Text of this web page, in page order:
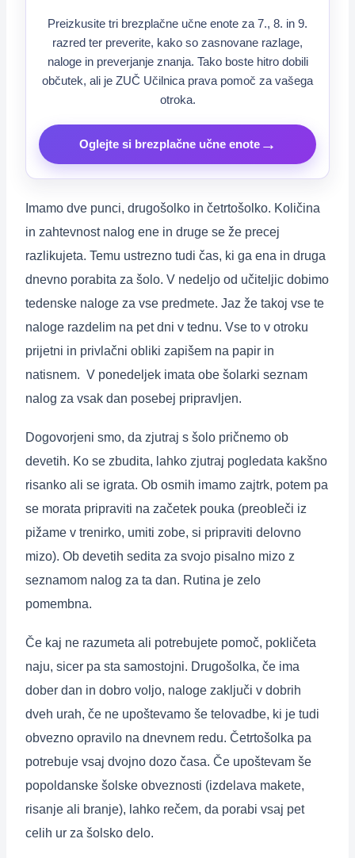
Preizkusite tri brezplačne učne enote za 7., 8. in 9.
razred ter preverite, kako so zasnovane razlage,
naloge in preverjanje znanja. Tako boste hitro dobili
občutek, ali je ZUČ Učilnica prava pomoč za vašega
otroka.
Oglejte si brezplačne učne enote→
Imamo dve punci, drugošolko in četrtošolko. Količina
in zahtevnost nalog ene in druge se že precej
razlikujeta. Temu ustrezno tudi čas, ki ga ena in druga
dnevno porabita za šolo. V nedeljo od učiteljic dobimo
tedenske naloge za vse predmete. Jaz že takoj vse te
naloge razdelim na pet dni v tednu. Vse to v otroku
prijetni in privlačni obliki zapišem na papir in
natisnem. V ponedeljek imata obe šolarki seznam
nalog za vsak dan posebej pripravljen.
Dogovorjeni smo, da zjutraj s šolo pričnemo ob
devetih. Ko se zbudita, lahko zjutraj pogledata kakšno
risanko ali se igrata. Ob osmih imamo zajtrk, potem pa
se morata pripraviti na začetek pouka (preobleči iz
pižame v trenirko, umiti zobe, si pripraviti delovno
mizo). Ob devetih sedita za svojo pisalno mizo z
seznamom nalog za ta dan. Rutina je zelo
pomembna.
Če kaj ne razumeta ali potrebujete pomoč, pokličeta
naju, sicer pa sta samostojni. Drugošolka, če ima
dober dan in dobro voljo, naloge zaključi v dobrih
dveh urah, če ne upoštevamo še telovadbe, ki je tudi
obvezno opravilo na dnevnem redu. Četrtošolka pa
potrebuje vsaj dvojno dozo časa. Če upoštevam še
popoldanske šolske obveznosti (izdelava makete,
risanje ali branje), lahko rečem, da porabi vsaj pet
celih ur za šolsko delo.